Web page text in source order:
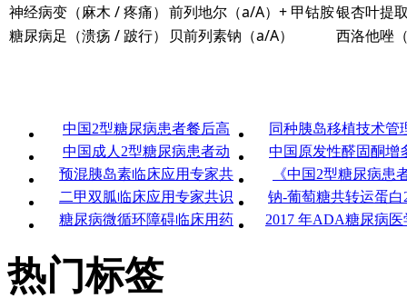
神经病变（麻木 / 疼痛） 前列地尔（a/A）+ 甲钴胺银杏叶提
糖尿病足（溃疡 / 跛行）
贝前列素钠（a/A） 西洛他唑
中国2型糖尿病患者餐后高
同种胰岛移植技术管
中国成人2型糖尿病患者动
中国原发性醛固酮增
预混胰岛素临床应用专家共
《中国2型糖尿病患
二甲双胍临床应用专家共识
钠-葡萄糖共转运蛋白
糖尿病微循环障碍临床用药
2017 年ADA糖尿病
热门标签